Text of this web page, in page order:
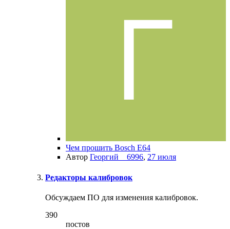
Чем прошить Bosch E64
Автор Георгий__6996, 27 июля
Редакторы калибровок
Обсуждаем ПО для изменения калибровок.
390
постов